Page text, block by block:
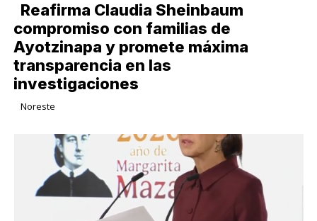
Reafirma Claudia Sheinbaum
compromiso con familias de
Ayotzinapa y promete máxima
transparencia en las
investigaciones
Noreste